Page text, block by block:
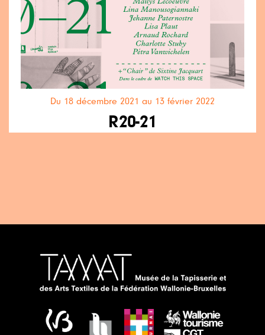
Du 18 décembre 2021 au 13 février 2022
R20-21